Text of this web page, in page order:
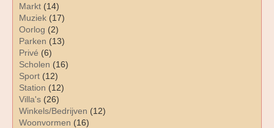
Markt (14)
Muziek (17)
Oorlog (2)
Parken (13)
Privé (6)
Scholen (16)
Sport (12)
Station (12)
Villa's (26)
Winkels/Bedrijven (12)
Woonvormen (16)